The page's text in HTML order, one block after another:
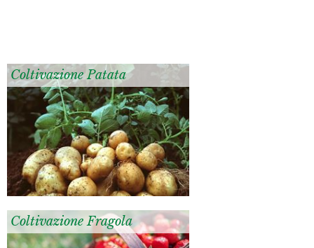
Coltivazione Patata
Coltivazione Fragola